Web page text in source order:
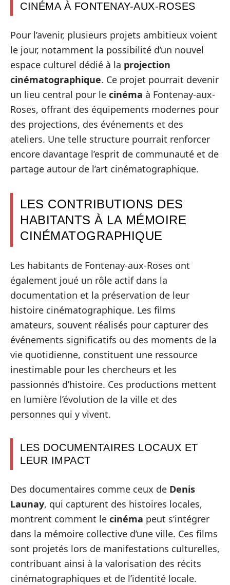
CINÉMA À FONTENAY-AUX-ROSES
Pour l’avenir, plusieurs projets ambitieux voient
le jour, notamment la possibilité d’un nouvel
espace culturel dédié à la projection
cinématographique. Ce projet pourrait devenir
un lieu central pour le cinéma à Fontenay-aux-
Roses, offrant des équipements modernes pour
des projections, des événements et des
ateliers. Une telle structure pourrait renforcer
encore davantage l’esprit de communauté et de
partage autour de l’art cinématographique.
LES CONTRIBUTIONS DES
HABITANTS À LA MÉMOIRE
CINÉMATOGRAPHIQUE
Les habitants de Fontenay-aux-Roses ont
également joué un rôle actif dans la
documentation et la préservation de leur
histoire cinématographique. Les films
amateurs, souvent réalisés pour capturer des
événements significatifs ou des moments de la
vie quotidienne, constituent une ressource
inestimable pour les chercheurs et les
passionnés d’histoire. Ces productions mettent
en lumière l’évolution de la ville et des
personnes qui y vivent.
LES DOCUMENTAIRES LOCAUX ET
LEUR IMPACT
Des documentaires comme ceux de Denis
Launay, qui capturent des histoires locales,
montrent comment le cinéma peut s’intégrer
dans la mémoire collective d’une ville. Ces films
sont projetés lors de manifestations culturelles,
contribuant ainsi à la valorisation des récits
cinématographiques et de l’identité locale.